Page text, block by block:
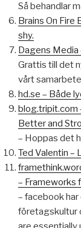
Så behandlar
Brains On Fire
shy.
Dagens
Grattis till det
vårt
hd.se – Både
blog.tripit.com
Better and
– Hoppas det
Ted Valentin –
– Frameworks
– facebook
företagskultur